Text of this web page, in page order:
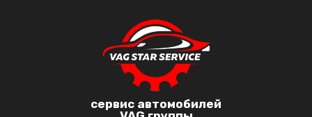
сервис автомобилей